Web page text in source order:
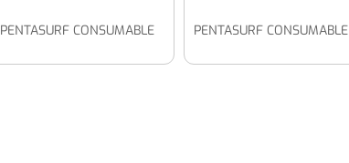
PENTASURF CONSUMABLE PENTASURF CONSUMABLE